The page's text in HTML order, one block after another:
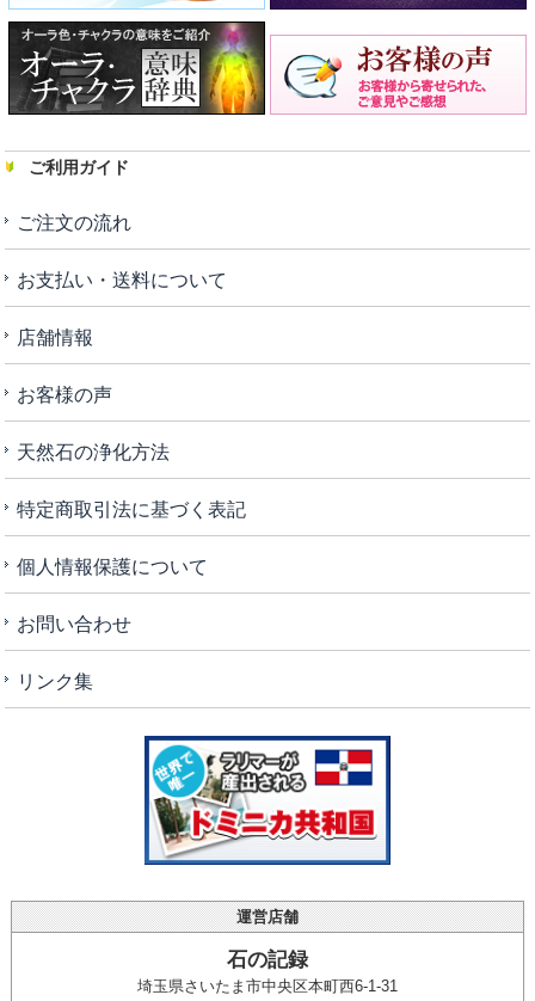
ご利用ガイド
ご注文の流れ
お支払い・送料について
店舗情報
お客様の声
天然石の浄化方法
特定商取引法に基づく表記
個人情報保護について
お問い合わせ
リンク集
運営店舗
石の記録
埼玉県さいたま市中央区本町西6-1-31